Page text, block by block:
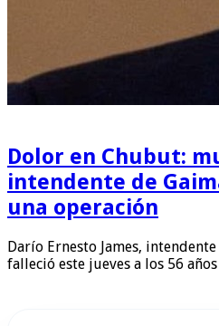
Dolor en Chubut:
intendente de
una operación
Darío Ernesto James,
falleció este jueves a los 56